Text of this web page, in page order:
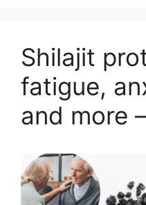
Shilajit
fatigue,
and more